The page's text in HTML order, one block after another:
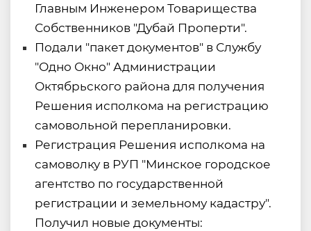
Главным Инженером Товарищества
Собственников "Дубай Проперти".
Подали "пакет документов" в Службу
"Одно Окно" Администрации
Октябрьского района для получения
Решения исполкома на регистрацию
самовольной перепланировки.
Регистрация Решения исполкома на
самоволку в РУП "Минское городское
агентство по государственной
регистрации и земельному кадастру".
Получил новые документы: